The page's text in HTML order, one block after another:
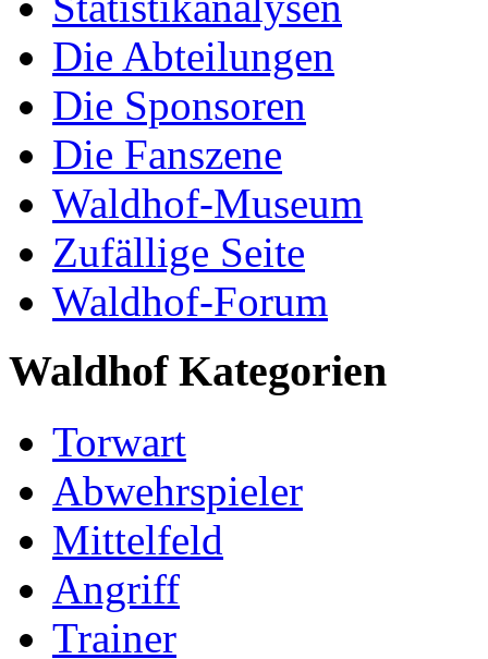
Die Abteilungen
Die Sponsoren
Die Fanszene
Waldhof-Museum
Zufällige Seite
Waldhof-Forum
Waldhof Kategorien
Torwart
Abwehrspieler
Mittelfeld
Angriff
Trainer